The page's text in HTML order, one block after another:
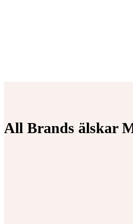
All Brands älskar